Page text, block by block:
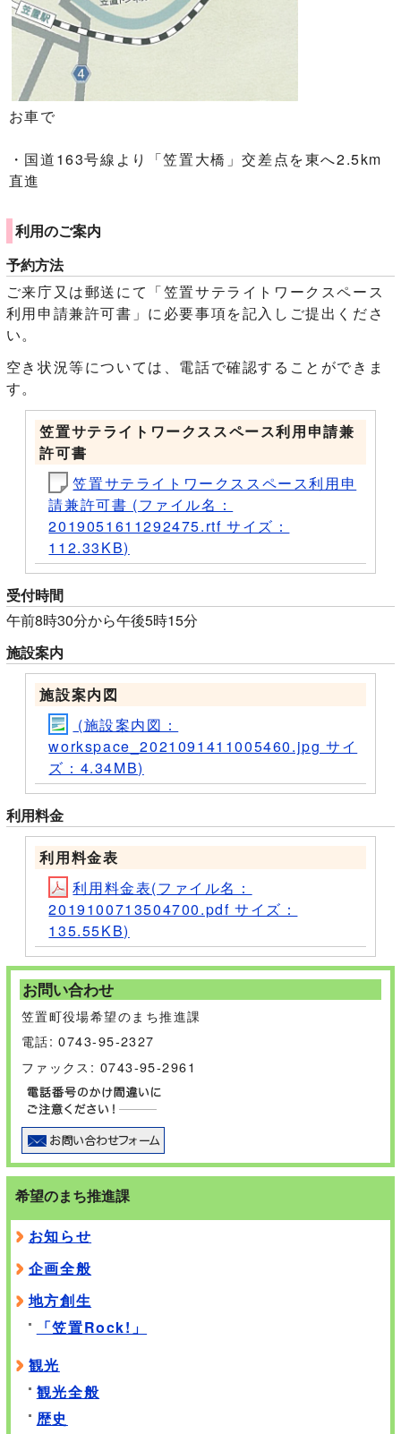
お車で
・国道163号線より「笠置大橋」交差点を東へ2.5km
直進
利用のご案内
予約方法
ご来庁又は郵送にて「笠置サテライトワークスペース
利用申請兼許可書」に必要事項を記入しご提出くださ
い。
空き状況等については、電話で確認することができま
す。
笠置サテライトワークススペース利用申請兼
許可書
笠置サテライトワークススペース利用申
請兼許可書 (ファイル名：
2019051611292475.rtf サイズ：
112.33KB)
受付時間
午前8時30分から午後5時15分
施設案内
施設案内図
(施設案内図：
workspace_2021091411005460.jpg サイ
ズ：4.34MB)
利用料金
利用料金表
利用料金表(ファイル名：
2019100713504700.pdf サイズ：
135.55KB)
お問い合わせ
笠置町役場希望のまち推進課
電話: 0743-95-2327
ファックス: 0743-95-2961
希望のまち推進課
お知らせ
企画全般
地方創生
「笠置Rock!」
観光
観光全般
歴史